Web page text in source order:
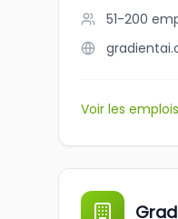
51-200
Voir les